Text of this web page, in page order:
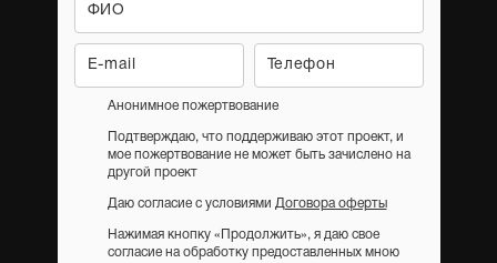
Анонимное пожертвование
Подтверждаю, что поддерживаю этот проект, и
мое пожертвование не может быть зачислено на
другой проект
Даю согласие с условиями Договора оферты
Нажимая кнопку «Продолжить», я даю свое
согласие на обработку предоставленных мною